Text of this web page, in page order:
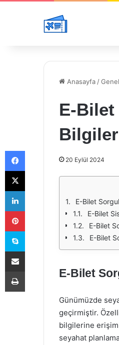
Anasayfa /Genel
E-Bilet
20 Eylül 2024
E-Bilet
E-Bilet
E-Bilet
E-Bilet
E-Bilet
Günümüzde
geçirmiştir.
bilgilerine erişim
seyahat
Facebook
X
LinkedIn
Pinterest
Skype
E-Posta ile paylaş